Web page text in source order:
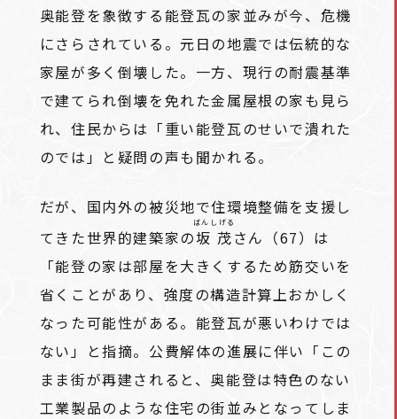
奥能登を象徴する能登瓦の家並みが今、危機
にさらされている。元日の地震では伝統的な
家屋が多く倒壊した。一方、現行の耐震基準
で建てられ倒壊を免れた金属屋根の家も見ら
れ、住民からは「重い能登瓦のせいで潰れた
のでは」と疑問の声も聞かれる。
だが、国内外の被災地で住環境整備を支援し
てきた世界的建築家の坂茂
ばんしげる
さん（67）は
「能登の家は部屋を大きくするため筋交いを
省くことがあり、強度の構造計算上おかしく
なった可能性がある。能登瓦が悪いわけでは
ない」と指摘。公費解体の進展に伴い「この
まま街が再建されると、奥能登は特色のない
工業製品のような住宅の街並みとなってしま